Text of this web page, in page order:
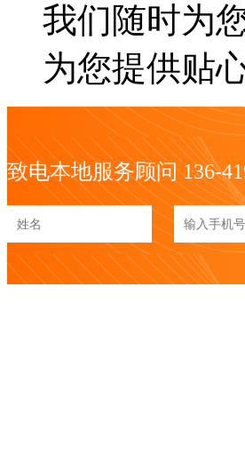
我们随时为
为您提供贴
致电本地服务顾问 136-